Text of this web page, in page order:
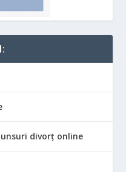
divorț online